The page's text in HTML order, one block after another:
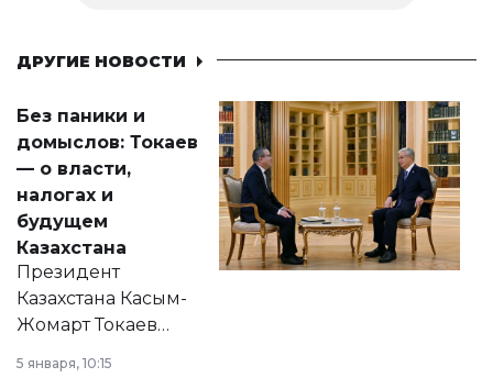
ДРУГИЕ НОВОСТИ
Без паники и
домыслов: Токаев
— о власти,
налогах и
будущем
Казахстана
Президент
Казахстана Касым-
Жомарт Токаев
сразу несколько
5 января, 10:15